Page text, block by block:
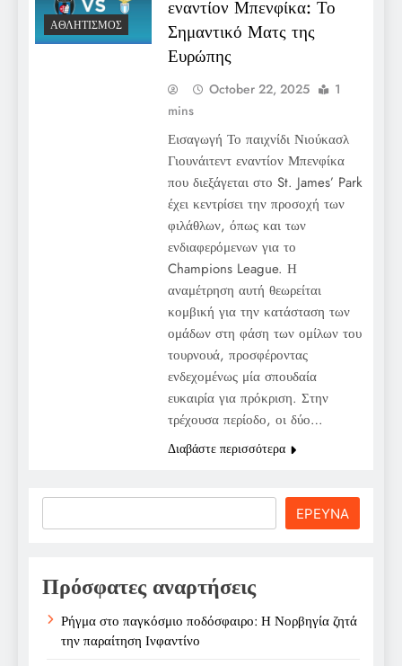
ΑΘΛΗΤΙΣΜΌΣ
εναντίον Μπενφίκα: Το
Σημαντικό Ματς της
Ευρώπης
October 22, 2025
1
mins
Εισαγωγή Το παιχνίδι Νιούκασλ
Γιουνάιτεντ εναντίον Μπενφίκα
που διεξάγεται στο St. James’ Park
έχει κεντρίσει την προσοχή των
φιλάθλων, όπως και των
ενδιαφερόμενων για το
Champions League. Η
αναμέτρηση αυτή θεωρείται
κομβική για την κατάσταση των
ομάδων στη φάση των ομίλων του
τουρνουά, προσφέροντας
ενδεχομένως μία σπουδαία
ευκαιρία για πρόκριση. Στην
τρέχουσα περίοδο, οι δύο…
Διαβάστε περισσότερα
ΕΡΕΥΝΑ
Πρόσφατες αναρτήσεις
Ρήγμα στο παγκόσμιο ποδόσφαιρο: Η Νορβηγία ζητά
την παραίτηση Ινφαντίνο